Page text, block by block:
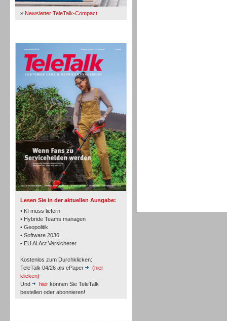
» Newsletter TeleTalk-Compact
Lesen Sie in der aktuellen Ausgabe:
• KI muss liefern
• Hybride Teams managen
• Geopolitik
• Software 2036
• EU AI Act Versicherer
Kostenlos zum Durchklicken:
TeleTalk 04/26 als ePaper
(hier
klicken)
Und
hier können Sie TeleTalk
bestellen oder abonnieren!
TK- und ACD-Systeme
Workforce-Management